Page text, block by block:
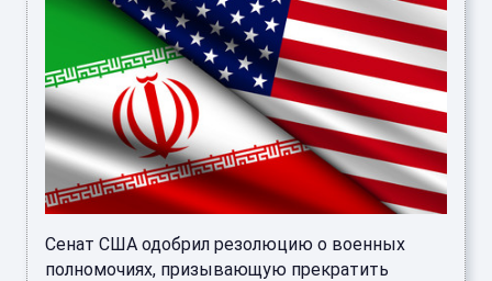
Сенат США одобрил резолюцию о военных
полномочиях, призывающую прекратить